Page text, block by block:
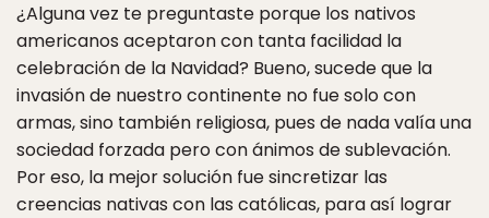
¿Alguna vez te preguntaste porque los nativos
americanos aceptaron con tanta facilidad la
celebración de la Navidad? Bueno, sucede que la
invasión de nuestro continente no fue solo con
armas, sino también religiosa, pues de nada valía una
sociedad forzada pero con ánimos de sublevación.
Por eso, la mejor solución fue sincretizar las
creencias nativas con las católicas, para así lograr